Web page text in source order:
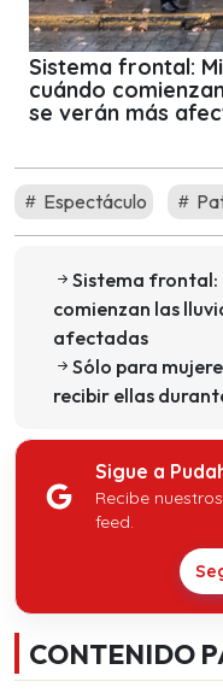
Sistema frontal:
cuándo
se verán más
Espectáculo
Sistema frontal:
comienzan las
afectadas
Sólo para
recibir ellas
Sigue a
Recibe
feed.
CONTENIDO